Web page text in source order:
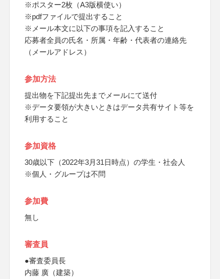
※ポスター2枚（A3版横使い）
※pdfファイルで提出すること
※メール本文に以下の事項を記入すること
応募者全員の氏名・所属・年齢・代表者の連絡先
（メールアドレス）
参加方法
提出物を下記提出先までメールにて送付
※データ要領が大きいときはデータ共有サイト等を
利用すること
参加資格
30歳以下（2022年3月31日時点）の学生・社会人
※個人・グループは不問
参加費
無し
審査員
●審査委員長
内藤 廣（建築）